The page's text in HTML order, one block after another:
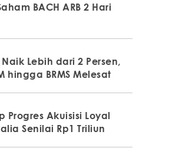
BACH ARB 2 Hari
Lebih dari 2 Persen,
hingga BRMS Melesat
Progres Akuisisi Loyal
Senilai Rp1 Triliun